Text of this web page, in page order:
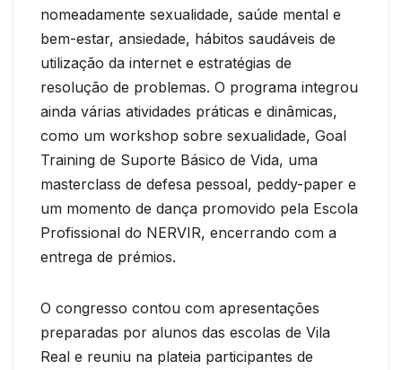
nomeadamente sexualidade, saúde mental e
bem-estar, ansiedade, hábitos saudáveis de
utilização da internet e estratégias de
resolução de problemas. O programa integrou
ainda várias atividades práticas e dinâmicas,
como um workshop sobre sexualidade, Goal
Training de Suporte Básico de Vida, uma
masterclass de defesa pessoal, peddy-paper e
um momento de dança promovido pela Escola
Profissional do NERVIR, encerrando com a
entrega de prémios.
O congresso contou com apresentações
preparadas por alunos das escolas de Vila
Real e reuniu na plateia participantes de